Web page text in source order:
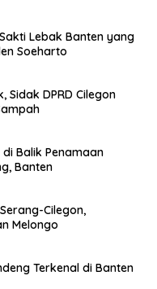
Lebak Banten yang
Soeharto
Sidak DPRD Cilegon
Balik Penamaan
Banten
Cilegon,
Melongo
Terkenal di Banten